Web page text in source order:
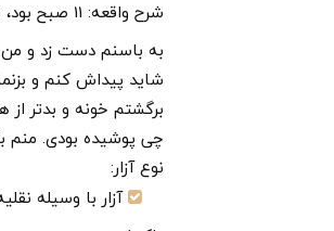
شرح واقعه:
11 صبح
به باسنم دست زد و من
شاید پیداش کنم و
برگشتم خونه و بدتر
چی پوشیده بودی. منم
نوع آزار:
آزار با وسیله